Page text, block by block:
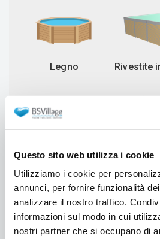
Questo sito web utilizza i cookie
Utilizziamo i cookie per
annunci, per fornire funzionalità
analizzare il nostro traffico.
informazioni sul modo in cui
nostri partner che si occupano di
Legno Rivestite
di
Base di appoggio (possibilità di
soletta di cemento)